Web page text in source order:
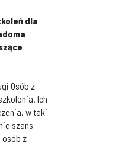
dla
Osób z
Ich
w taki
szans
osób z